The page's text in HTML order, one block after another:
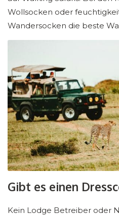
Wollsocken oder
Wandersocken die beste
Gibt es einen
Kein Lodge Betreiber oder